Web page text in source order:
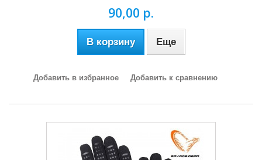
90,00 р.
В корзину Еще
Добавить в избранное Добавить к сравнению